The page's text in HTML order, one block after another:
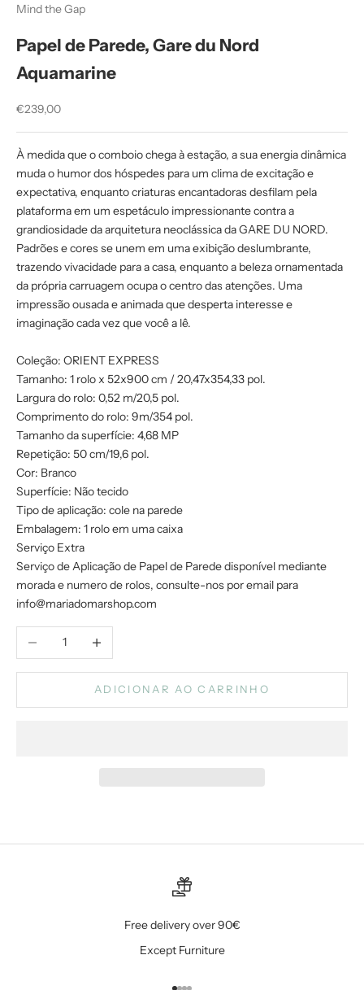
Mind the Gap
Papel de Parede, Gare du Nord
Aquamarine
Preço promocional
€239,00
À medida que o comboio chega à estação, a sua energia dinâmica
muda o humor dos hóspedes para um clima de excitação e
expectativa, enquanto criaturas encantadoras desfilam pela
plataforma em um espetáculo impressionante contra a
grandiosidade da arquitetura neoclássica da GARE DU NORD.
Padrões e cores se unem em uma exibição deslumbrante,
trazendo vivacidade para a casa, enquanto a beleza ornamentada
da própria carruagem ocupa o centro das atenções. Uma
impressão ousada e animada que desperta interesse e
imaginação cada vez que você a lê.
Coleção: ORIENT EXPRESS
Tamanho: 1 rolo x 52x900 cm / 20,47x354,33 pol.
Largura do rolo: 0,52 m/20,5 pol.
Comprimento do rolo: 9m/354 pol.
Tamanho da superfície: 4,68 MP
Repetição: 50 cm/19,6 pol.
Cor: Branco
Superfície: Não tecido
Tipo de aplicação: cole na parede
Embalagem: 1 rolo em uma caixa
Serviço Extra
Serviço de Aplicação de Papel de Parede disponível mediante
morada e numero de rolos, consulte-nos por email para
info@mariadomarshop.com
Diminuir quantidadeAumentar quantidade
ADICIONAR AO CARRINHO
Free delivery over 90€
Except Furniture